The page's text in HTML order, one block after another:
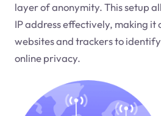
layer of anonymity. This setup
IP address effectively, making
websites and trackers to
online privacy.